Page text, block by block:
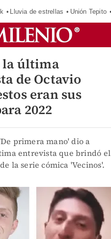
Lluvia de estrellas Unión Tepito
la última
de Octavio
eran sus
2022
primera mano' dio a
entrevista que brindó el
la serie cómica 'Vecinos'.